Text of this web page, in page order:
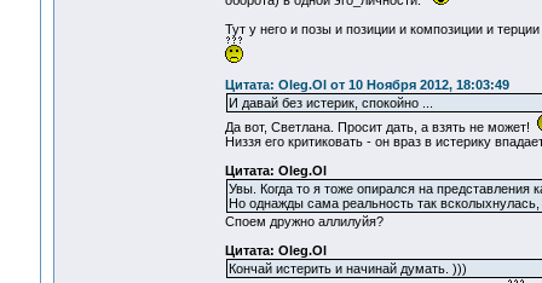
Тут у него и позы и позиции и композиции и
Цитата: Oleg.Ol от 10 Ноября 2012, 18:03:49
И давай без истерик, спокойно ...
Да вот, Светлана. Просит дать, а взять не может!
Низзя его критиковать - он враз в истерику
Цитата: Oleg.Ol
Увы. Когда то я тоже опирался на представления
Но однажды сама реальность так
Споем дружно аллилуйя?
Цитата: Oleg.Ol
Кончай истерить и начинай думать. )))